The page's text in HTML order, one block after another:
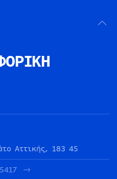
Αττικής, 183 45